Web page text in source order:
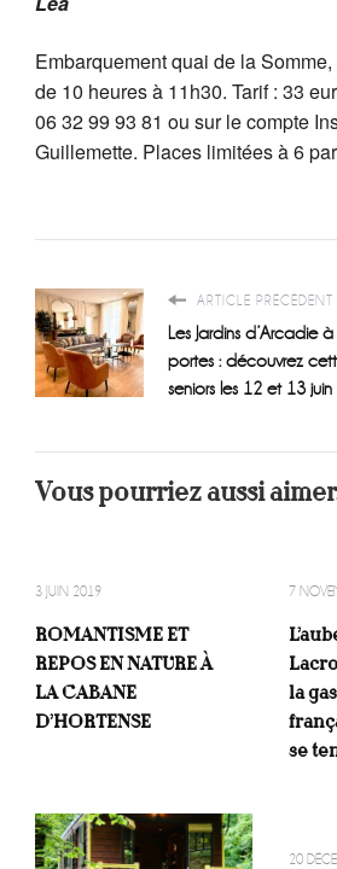
Embarquement quai de la
de 10 heures à 11h30. Tarif : 33
06 32 99 93 81 ou sur le compte
Guillemette. Places limitées à 6
ARTICLE PRÉCÉDENT
Les Jardins d’Arcadie
portes : découvrez
seniors les 12 et 13 juin
Vous pourriez aussi
3 JUIN 2019
ROMANTISME ET
REPOS EN NATURE À
LA CABANE
D’HORTENSE
7
la
se
20